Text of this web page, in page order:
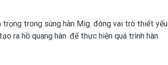
trọng trong súng hàn Mig. đóng vai trò thiết yếu
ra hồ quang hàn .để thực hiện quá trình hàn